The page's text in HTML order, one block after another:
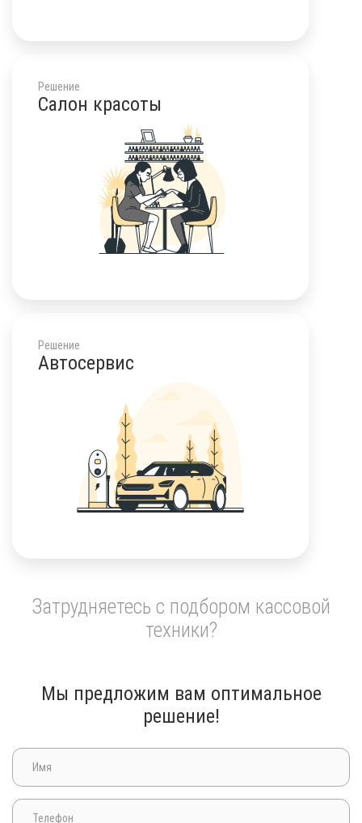
Решение
Салон красоты
Решение
Автосервис
Затрудняетесь с подбором кассовой
техники?
Мы предложим вам оптимальное
решение!